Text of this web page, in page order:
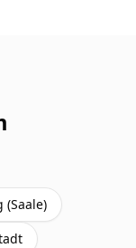
(Saale)